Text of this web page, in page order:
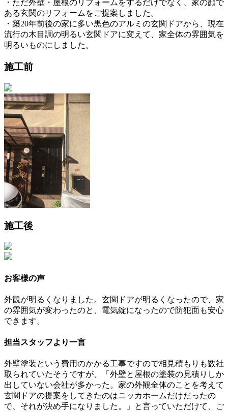
・ただ外壁・屋根のリフォームをするだけでなく、家の顔で
ある玄関のリフォームをご提案しました。
・築20年前後の家に多い黒色のアルミの玄関ドアから、現在
流行の木目調の明るい玄関ドアに変えて、家全体の雰囲気を
明るいものにしました。
施工前
施工後
お客様の声
外観が明るくなりました。玄関ドアが明るくなったので、家
の雰囲気が変わったのと、電気錠になったので防犯面も安心
できます。
担当スタッフより一言
外壁塗装という費用のかかる工事ですので相見積もりも数社
取られていたそうですが、「外壁と屋根の塗装の見積りしか
出していない会社が多かった。家の外観全体のことを考えて
玄関ドアの提案をしてきたのはニッカホームだけだったの
で、それが決め手になりました。」と言っていただけて、ご